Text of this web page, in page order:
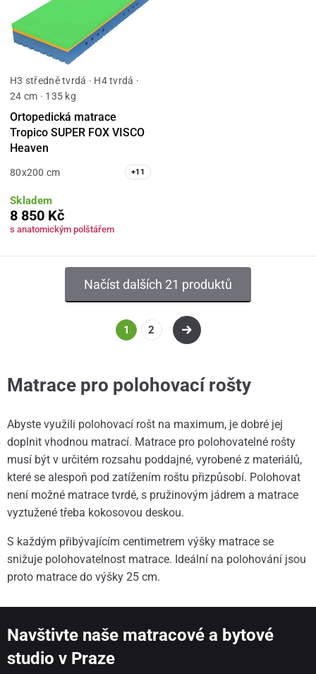
H3 středně tvrdá · H4 tvrdá ·
24 cm · 135 kg
Ortopedická matrace
Tropico SUPER FOX VISCO
Heaven
80x200 cm +11
Skladem
8 850 Kč
s anatomickým polštářem
Načíst dalších 21 produktů
1 2
Matrace pro polohovací rošty
Abyste využili polohovací rošt na maximum, je dobré jej
doplnit vhodnou matrací. Matrace pro polohovatelné rošty
musí být v určitém rozsahu poddajné, vyrobené z materiálů,
které se alespoň pod zatížením roštu přizpůsobí. Polohovat
není možné matrace tvrdé, s pružinovým jádrem a matrace
vyztužené třeba kokosovou deskou.
S každým přibývajícím centimetrem výšky matrace se
snižuje polohovatelnost matrace. Ideální na polohování jsou
proto matrace do výšky 25 cm.
Navštivte naše matracové a bytové
studio v Praze